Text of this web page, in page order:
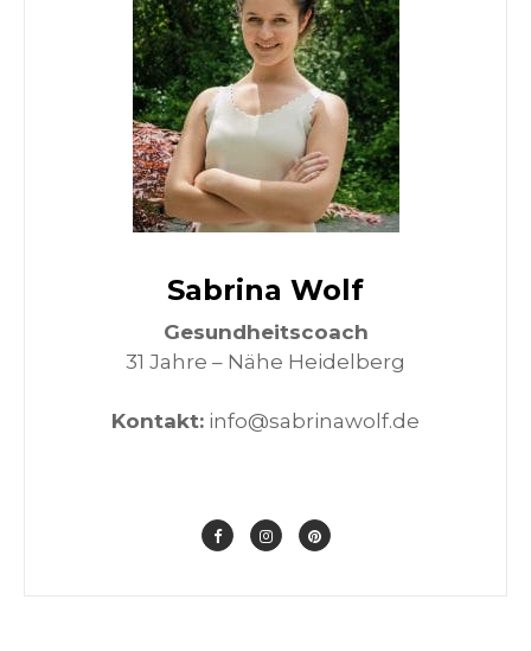
Sabrina Wolf
Gesundheitscoach
31 Jahre – Nähe Heidelberg
Kontakt: info@sabrinawolf.de